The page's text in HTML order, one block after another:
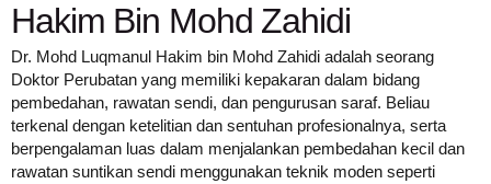
Hakim Bin Mohd Zahidi
Dr. Mohd Luqmanul Hakim bin Mohd Zahidi adalah seorang
Doktor Perubatan yang memiliki kepakaran dalam bidang
pembedahan, rawatan sendi, dan pengurusan saraf. Beliau
terkenal dengan ketelitian dan sentuhan profesionalnya, serta
berpengalaman luas dalam menjalankan pembedahan kecil dan
rawatan suntikan sendi menggunakan teknik moden seperti